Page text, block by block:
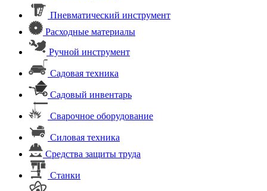
Пневматический инструмент
Расходные материалы
Ручной инструмент
Садовая техника
Садовый инвентарь
Сварочное оборудование
Силовая техника
Средства защиты труда
Станки